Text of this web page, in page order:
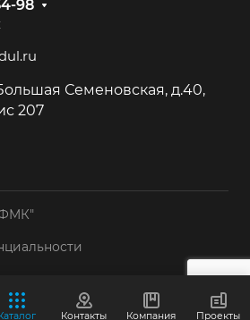
98
Семеновская, д.40,
207
Контакты Компания Проекты